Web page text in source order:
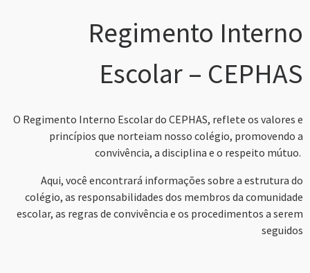
Regimento Interno
Escolar – CEPHAS
O Regimento Interno Escolar do CEPHAS, reflete os valores e
princípios que norteiam nosso colégio, promovendo a
convivência, a disciplina e o respeito mútuo.
Aqui, você encontrará informações sobre a estrutura do
colégio, as responsabilidades dos membros da comunidade
escolar, as regras de convivência e os procedimentos a serem
seguidos